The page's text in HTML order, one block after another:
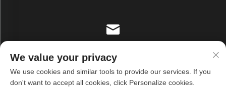
We value your privacy
We use cookies and similar tools to provide our services. If you
don't want to accept all cookies, click Personalize cookies.